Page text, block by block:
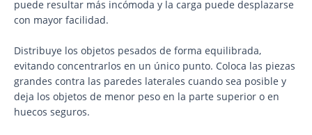
puede resultar más incómoda y la carga puede desplazarse
con mayor facilidad.
Distribuye los objetos pesados de forma equilibrada,
evitando concentrarlos en un único punto. Coloca las piezas
grandes contra las paredes laterales cuando sea posible y
deja los objetos de menor peso en la parte superior o en
huecos seguros.